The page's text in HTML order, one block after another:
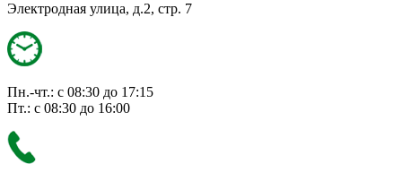
Электродная улица, д.2, стр. 7
Пн.-чт.: с 08:30 до 17:15
Пт.: с 08:30 до 16:00